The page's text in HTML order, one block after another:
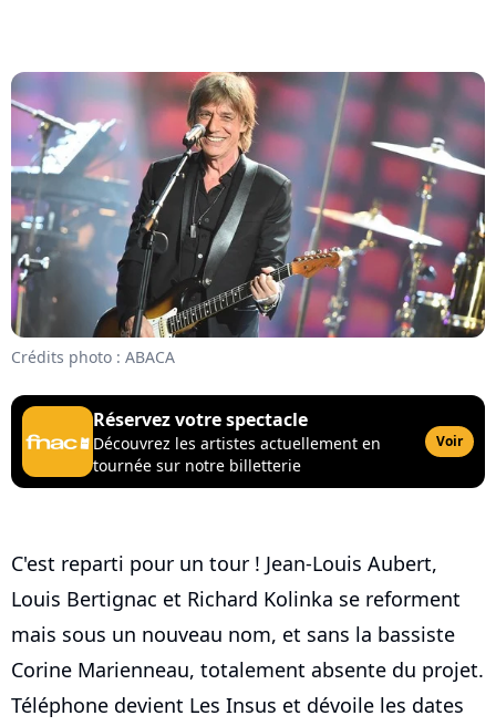
Crédits photo : ABACA
Réservez votre spectacle
Découvrez les artistes actuellement en
tournée sur notre billetterie
Voir
C'est reparti pour un tour ! Jean-Louis Aubert,
Louis Bertignac et Richard Kolinka se reforment
mais sous un nouveau nom, et sans la bassiste
Corine Marienneau, totalement absente du projet.
Téléphone devient Les Insus et dévoile les dates